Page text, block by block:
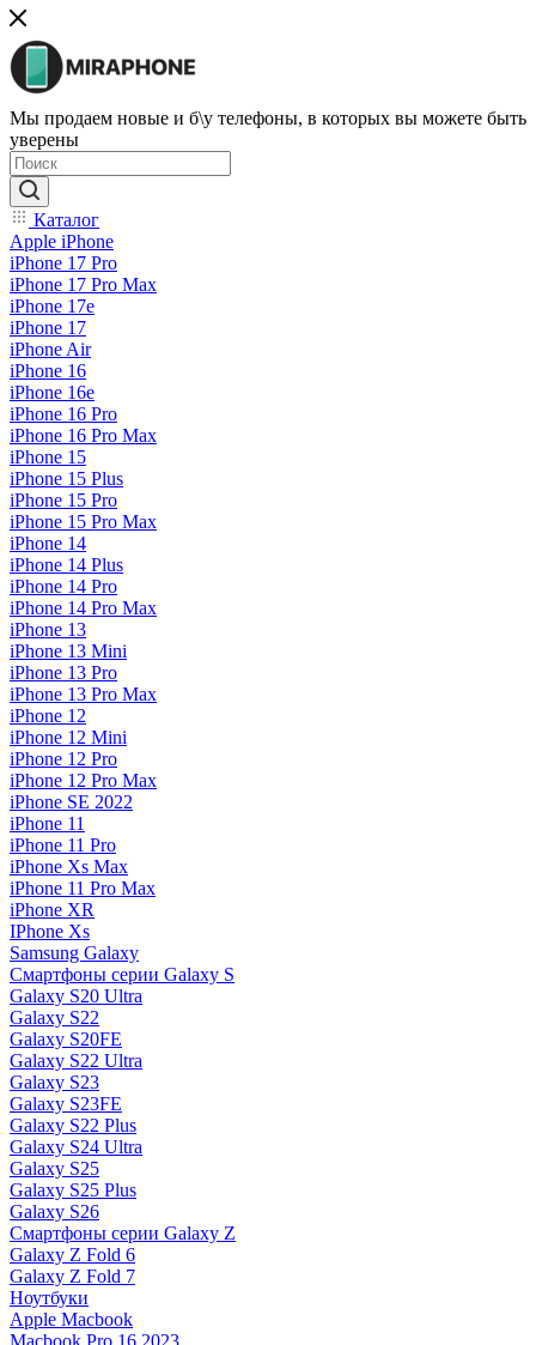
Мы продаем новые и б\у телефоны, в которых вы можете быть
уверены
Каталог
Apple iPhone
iPhone 17 Pro
iPhone 17 Pro Max
iPhone 17e
iPhone 17
iPhone Air
iPhone 16
iPhone 16e
iPhone 16 Pro
iPhone 16 Pro Max
iPhone 15
iPhone 15 Plus
iPhone 15 Pro
iPhone 15 Pro Max
iPhone 14
iPhone 14 Plus
iPhone 14 Pro
iPhone 14 Pro Max
iPhone 13
iPhone 13 Mini
iPhone 13 Pro
iPhone 13 Pro Max
iPhone 12
iPhone 12 Mini
iPhone 12 Pro
iPhone 12 Pro Max
iPhone SE 2022
iPhone 11
iPhone 11 Pro
iPhone Xs Max
iPhone 11 Pro Max
iPhone XR
IPhone Xs
Samsung Galaxy
Смартфоны серии Galaxy S
Galaxy S20 Ultra
Galaxy S22
Galaxy S20FE
Galaxy S22 Ultra
Galaxy S23
Galaxy S23FE
Galaxy S22 Plus
Galaxy S24 Ultra
Galaxy S25
Galaxy S25 Plus
Galaxy S26
Смартфоны серии Galaxy Z
Galaxy Z Fold 6
Galaxy Z Fold 7
Ноутбуки
Apple Macbook
Macbook Pro 16 2023